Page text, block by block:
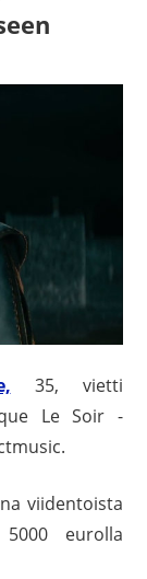
35, vietti
Le Soir -
viidentoista
eurolla